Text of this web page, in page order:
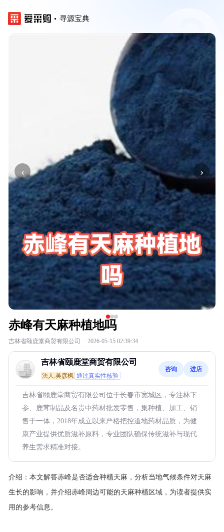
寻源宝典
‹ ›
赤峰有天麻种植地吗
吉林省颐鹿堂商贸有限公司 · 2026-05-15 02:39:34
吉林省颐鹿堂商贸有限公司
法人:吴彦枫 通过真实性核验
咨询 进店
吉林省颐鹿堂商贸有限公司位于长春市宽城区，专注林下
参、鹿茸制品及名贵中药材批发零售，集种植、加工、销
售于一体，2018年成立以来严格把控道地药材品质，为健
康产业提供优质滋补原料，专业团队确保传统滋补与现代
养生需求精准对接。
介绍： 本文解答赤峰是否适合种植天麻，分析当地气候条件对天麻
生长的影响，并介绍赤峰周边可能的天麻种植区域，为读者提供实
用的参考信息。